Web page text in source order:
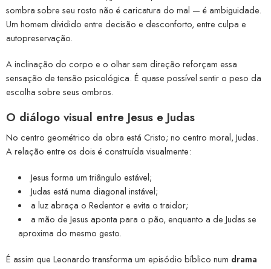
sombra sobre seu rosto não é caricatura do mal — é ambiguidade.
Um homem dividido entre decisão e desconforto, entre culpa e
autopreservação.
A inclinação do corpo e o olhar sem direção reforçam essa
sensação de tensão psicológica. É quase possível sentir o peso da
escolha sobre seus ombros.
O diálogo visual entre Jesus e Judas
No centro geométrico da obra está Cristo; no centro moral, Judas.
A relação entre os dois é construída visualmente:
Jesus forma um triângulo estável;
Judas está numa diagonal instável;
a luz abraça o Redentor e evita o traidor;
a mão de Jesus aponta para o pão, enquanto a de Judas se
aproxima do mesmo gesto.
É assim que Leonardo transforma um episódio bíblico num drama